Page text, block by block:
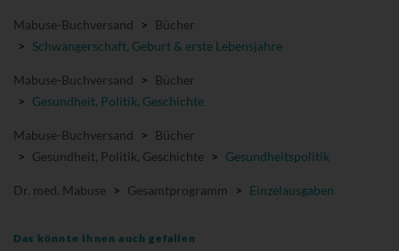
Mabuse-Buchversand > Bücher
> Schwangerschaft, Geburt & erste Lebensjahre
Mabuse-Buchversand > Bücher
> Gesundheit, Politik, Geschichte
Mabuse-Buchversand > Bücher
> Gesundheit, Politik, Geschichte > Gesundheitspolitik
Dr. med. Mabuse > Gesamtprogramm > Einzelausgaben
Das könnte Ihnen auch gefallen